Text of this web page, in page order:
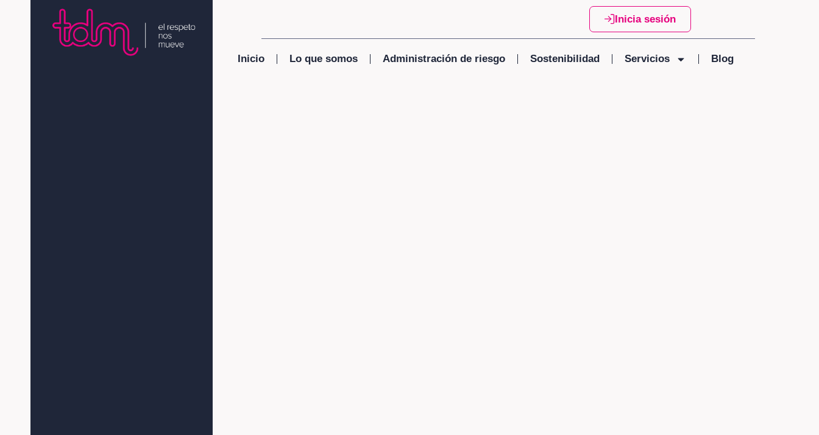
Inicia sesión
Inicio Lo que somos Administración de riesgo Sostenibilidad Servicios Blog